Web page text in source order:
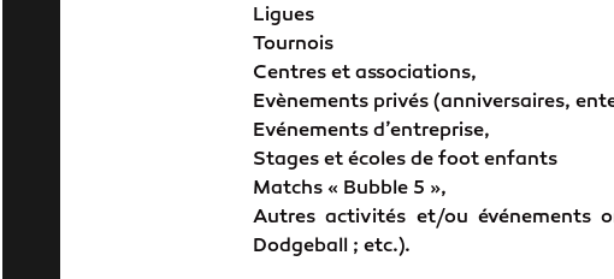
Ligues
Tournois
Centres et associations,
Evènements privés (anniversaires,
Evénements d’entreprise,
Stages et écoles de foot enfants
Matchs « Bubble 5 »,
Autres activités et/ou événements
Dodgeball ; etc.).